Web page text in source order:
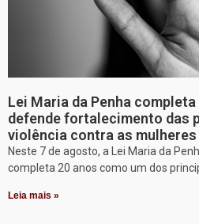
Lei Maria da Penha completa
defende fortalecimento das
violência contra as mulheres
Neste 7 de agosto, a Lei Maria da
completa 20 anos como um dos
Leia mais »